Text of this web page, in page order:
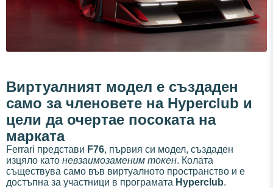
Виртуалният модел е създаден
само за членовете на Hyperclub и
цели да очертае посоката на
марката
Ferrari представи F76, първия си модел, създаден
изцяло като невзаимозаменим токен. Колата
съществува само във виртуалното пространство и е
достъпна за участници в програмата Hyperclub.